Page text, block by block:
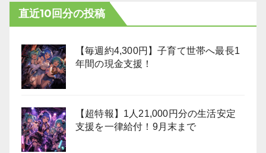
直近10回分の投稿
【毎週約4,300円】子育て世帯へ最長1
年間の現金支援！
【超特報】1人21,000円分の生活安定
支援を一律給付！9月末まで